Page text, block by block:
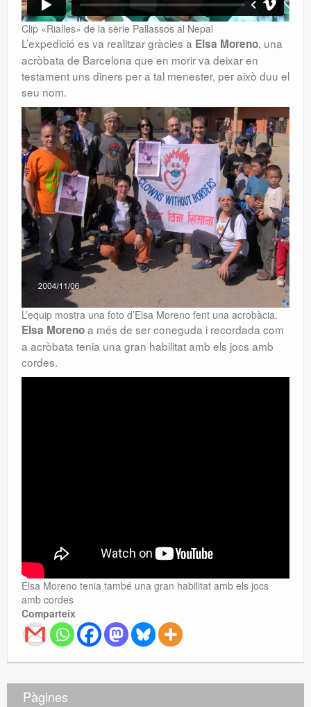
Clip «Rialles» de la sèrie Pallassos al Nepal
L’expedició es va realitzar gràcies a Elsa Moreno, una
acròbata de Barcelona que en morir va deixar en
testament uns diners per a tal menester, per això duu el
seu nom.
L’equip mostra una foto d’Elsa Moreno fent una acrobàcia.
Elsa Morenoa més de ser coneguda i recordada com
a acròbata tenia una gran habilitat amb els jocs amb
cordes.
Elsa Moreno tenia també una gran habilitat amb els jocs
amb cordes
Comparteix
Pàgines